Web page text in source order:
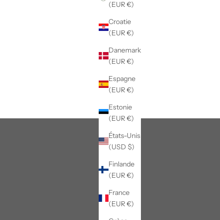
(EUR €)
Croatie
(EUR €)
Danemark
(EUR €)
Espagne
(EUR €)
Estonie
(EUR €)
États-Unis
(USD $)
Finlande
(EUR €)
France
(EUR €)